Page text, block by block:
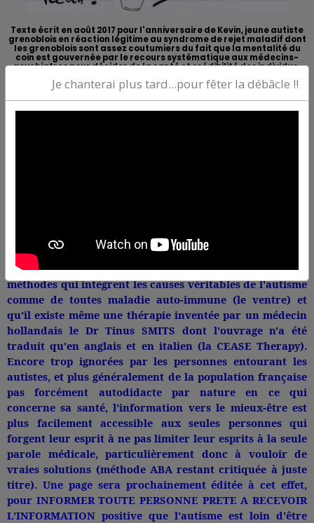
Texte écrit en août 2017 pour l'anniversaire de Kevin, jeune autiste
grenoblois en réaction légitime au syndrome de rejet maladif dont
les grenoblois sont assez coutumiers du fait que la mentalité du
coin est gouvernée par le recours systématique aux médecins-
psychiatres pour décider de la santé et crédibilité des individus.
Poème emblématique de soutien à l'autisme pour
arborescente) qu'il existe de vraies méthodes de
guérison de l'autisme. Des méthodes saines,
principalement par un changement de nutrition, des
méthodes qui intègrent les causes véritables de l'autisme
comme de toutes maladie auto-immune (le ventre) et
qu'il existe même une thérapie inventée par un médecin
hollandais le Dr Tinus SMITS dont l'ouvrage n'a été
traduit qu'en anglais et en italien (la CEASE Therapy).
Encore trop ignorées par les personnes entourant les
autistes, et plus généralement de la population française
pas forcément autodidacte par nature en ce qui
concerne sa santé, l'information vers le mieux-être est
plus facilement accessible aux seules personnes qui
forgent leur esprit à ne pas limiter leur esprits à la seule
parole médicale, particulièrement donc à vouloir de
vraies solutions (méthode ABA restant critiquée à juste
titre). Une page sera prochainement éditée à cet effet,
pour INFORMER TOUTE PERSONNE PRETE A RECEVOIR
L'INFORMATION positive que l'autisme est loin d'être
Je chanterai plus tard...pour fêter la débâcle !!